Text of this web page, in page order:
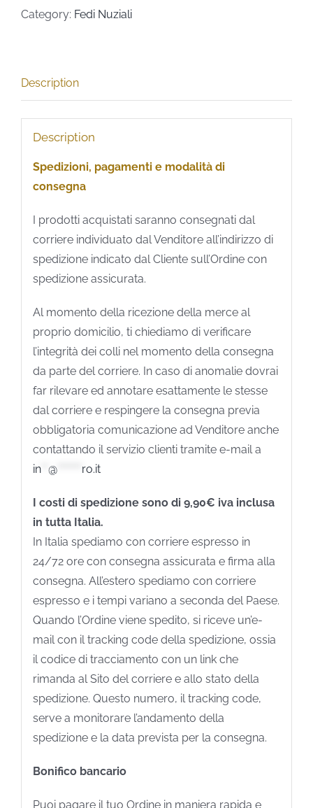
Category: Fedi Nuziali
Description
Description
Spedizioni, pagamenti e modalità di
consegna
I prodotti acquistati saranno consegnati dal
corriere individuato dal Venditore all’indirizzo di
spedizione indicato dal Cliente sull’Ordine con
spedizione assicurata.
Al momento della ricezione della merce al
proprio domicilio, ti chiediamo di verificare
l’integrità dei colli nel momento della consegna
da parte del corriere. In caso di anomalie dovrai
far rilevare ed annotare esattamente le stesse
dal corriere e respingere la consegna previa
obbligatoria comunicazione ad Venditore anche
contattando il servizio clienti tramite e-mail a
in** @******* ro.it
I costi di spedizione sono di 9,90€ iva inclusa
in tutta Italia.
In Italia spediamo con corriere espresso in
24/72 ore con consegna assicurata e firma alla
consegna. All’estero spediamo con corriere
espresso e i tempi variano a seconda del Paese.
Quando l’Ordine viene spedito, si riceve un’e-
mail con il tracking code della spedizione, ossia
il codice di tracciamento con un link che
rimanda al Sito del corriere e allo stato della
spedizione. Questo numero, il tracking code,
serve a monitorare l’andamento della
spedizione e la data prevista per la consegna.
Bonifico bancario
Puoi pagare il tuo Ordine in maniera rapida e